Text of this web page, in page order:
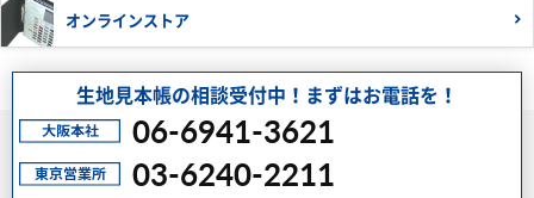
オンラインストア
生地見本帳の相談受付中！まずはお電話を！
06-6941-3621
03-6240-2211